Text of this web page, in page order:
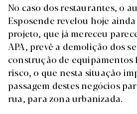
No caso dos restaurantes, o
Esposende revelou hoje
projeto, que já mereceu
APA, prevê a demolição dos
construção de equipamentos
risco, o que nesta situação
passagem destes negócios
rua, para zona urbanizada.